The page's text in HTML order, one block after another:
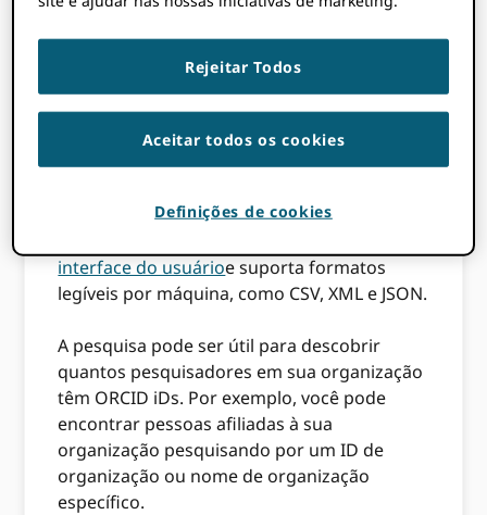
Pesquisando o
registro
O ORCID API suporta a pesquisa de ORCID
popular. A API de pesquisa permite consultas
interface do usuárioe suporta formatos
legíveis por máquina, como CSV, XML e JSON.
A pesquisa pode ser útil para descobrir
quantos pesquisadores em sua organização
têm ORCID iDs. Por exemplo, você pode
encontrar pessoas afiliadas à sua
organização pesquisando por um ID de
organização ou nome de organização
específico.
Rejeitar Todos
Aceitar todos os cookies
Definições de cookies